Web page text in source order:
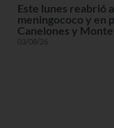
Este lunes reabrió
meningococo y en
Canelones y
03/08/26